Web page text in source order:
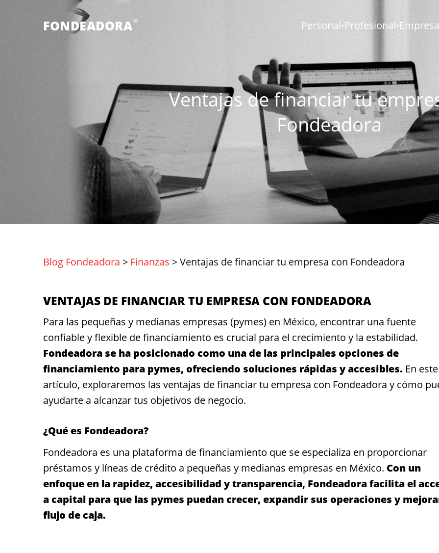
FONDEADORA® Personal•Profesional•
Ventajas de financiar tu
Fondeadora
Blog Fondeadora > Finanzas >Ventajas de financiar tu empresa con Fondeadora
VENTAJAS DE FINANCIAR TU EMPRESA CON FONDEADORA
Para las pequeñas y medianas empresas (pymes) en México, encontrar una fuente
confiable y flexible de financiamiento es crucial para el crecimiento y la estabilidad.
Fondeadora se ha posicionado como una de las principales opciones de
financiamiento para pymes, ofreciendo soluciones rápidas y accesibles. En este
artículo, exploraremos las ventajas de financiar tu empresa con Fondeadora y cómo
ayudarte a alcanzar tus objetivos de negocio.
¿Qué es Fondeadora?
Fondeadora es una plataforma de financiamiento que se especializa en proporcionar
préstamos y líneas de crédito a pequeñas y medianas empresas en México. Con un
enfoque en la rapidez, accesibilidad y transparencia, Fondeadora facilita el
a capital para que las pymes puedan crecer, expandir sus operaciones y
flujo de caja.